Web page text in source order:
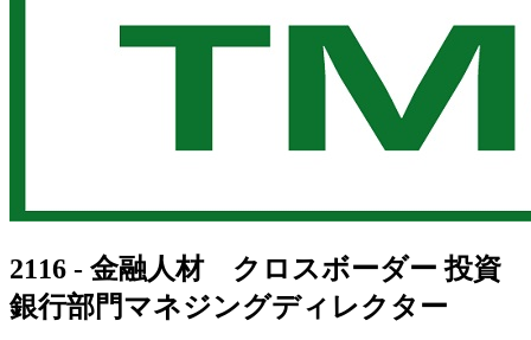
2116 - 金融人材 クロスボーダー 投資
銀行部門マネジングディレクター